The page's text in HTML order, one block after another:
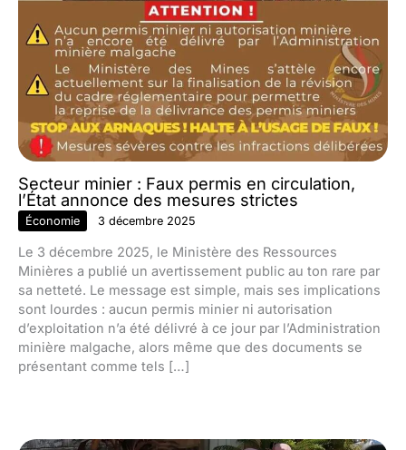
Secteur minier : Faux permis en circulation,
l’État annonce des mesures strictes
Économie 3 décembre 2025
Le 3 décembre 2025, le Ministère des Ressources
Minières a publié un avertissement public au ton rare par
sa netteté. Le message est simple, mais ses implications
sont lourdes : aucun permis minier ni autorisation
d’exploitation n’a été délivré à ce jour par l’Administration
minière malgache, alors même que des documents se
présentant comme tels […]